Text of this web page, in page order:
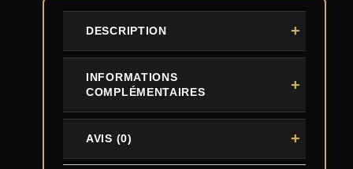
DESCRIPTION
INFORMATIONS
COMPLÉMENTAIRES
AVIS (0)